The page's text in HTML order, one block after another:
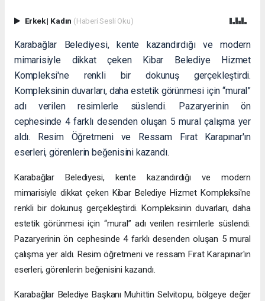
Erkek| Kadın (Haberi Sesli Oku)
Karabağlar Belediyesi, kente kazandırdığı ve modern
mimarisiyle dikkat çeken Kibar Belediye Hizmet
Kompleksi'ne renkli bir dokunuş gerçekleştirdi.
Kompleksinin duvarları, daha estetik görünmesi için “mural”
adı verilen resimlerle süslendi. Pazaryerinin ön
cephesinde 4 farklı desenden oluşan 5 mural çalışma yer
aldı. Resim Öğretmeni ve Ressam Fırat Karapınar'ın
eserleri, görenlerin beğenisini kazandı.
Karabağlar Belediyesi, kente kazandırdığı ve modern
mimarisiyle dikkat çeken Kibar Belediye Hizmet Kompleksi'ne
renkli bir dokunuş gerçekleştirdi. Kompleksinin duvarları, daha
estetik görünmesi için “mural” adı verilen resimlerle süslendi.
Pazaryerinin ön cephesinde 4 farklı desenden oluşan 5 mural
çalışma yer aldı. Resim öğretmeni ve ressam Fırat Karapınar'ın
eserleri, görenlerin beğenisini kazandı.
Karabağlar Belediye Başkanı Muhittin Selvitopu, bölgeye değer